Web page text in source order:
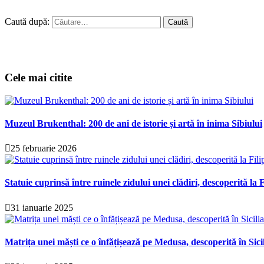
Caută după:
Cele mai citite
Muzeul Brukenthal: 200 de ani de istorie și artă în inima Sibiului
25 februarie 2026
Statuie cuprinsă între ruinele zidului unei clădiri, descoperită la
31 ianuarie 2025
Matrița unei măști ce o înfățișează pe Medusa, descoperită în